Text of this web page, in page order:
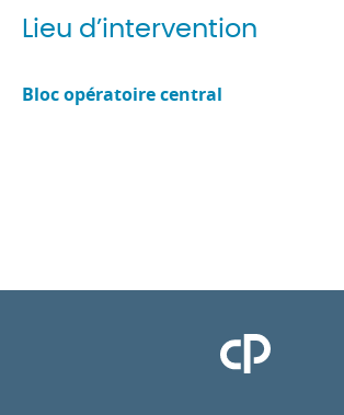
Lieu d’intervention
Bloc opératoire central
Clinique Pasteur